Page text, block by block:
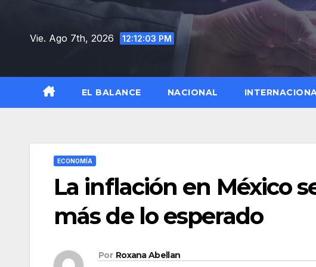
contenidoVie. Ago 7th, 2026 12:12:04 PM
EL BALANCE NACIONAL
ECONOMÍA
La inflación en México
más de lo esperado
Por Roxana Abellan